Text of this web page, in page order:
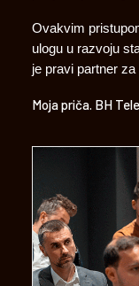
Ovakvim
ulogu u razvoju
je pravi partner
Moja priča. BH